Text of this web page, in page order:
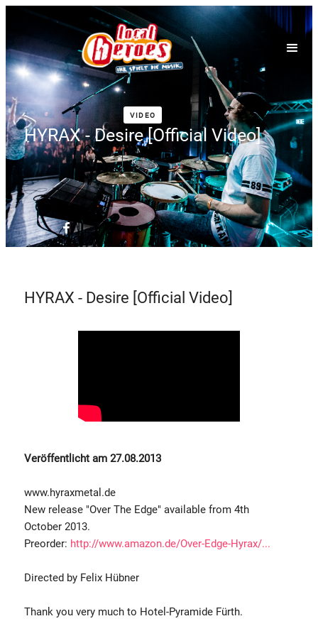
VIDEO
HYRAX - Desire [Official Video]
HYRAX - Desire [Official Video]
Veröffentlicht am 27.08.2013
www.hyraxmetal.de
New release "Over The Edge" available from 4th
October 2013.
Preorder: http://www.amazon.de/Over-Edge-Hyrax/...
Directed by Felix Hübner
Thank you very much to Hotel-Pyramide Fürth.